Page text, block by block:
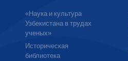
«Наука и культура
Узбекистана в трудах
ученых»
Историческая
библиотека